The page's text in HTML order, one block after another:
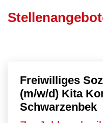
Freiwilliges
(m/w/d) Kita
Schwarzenbek